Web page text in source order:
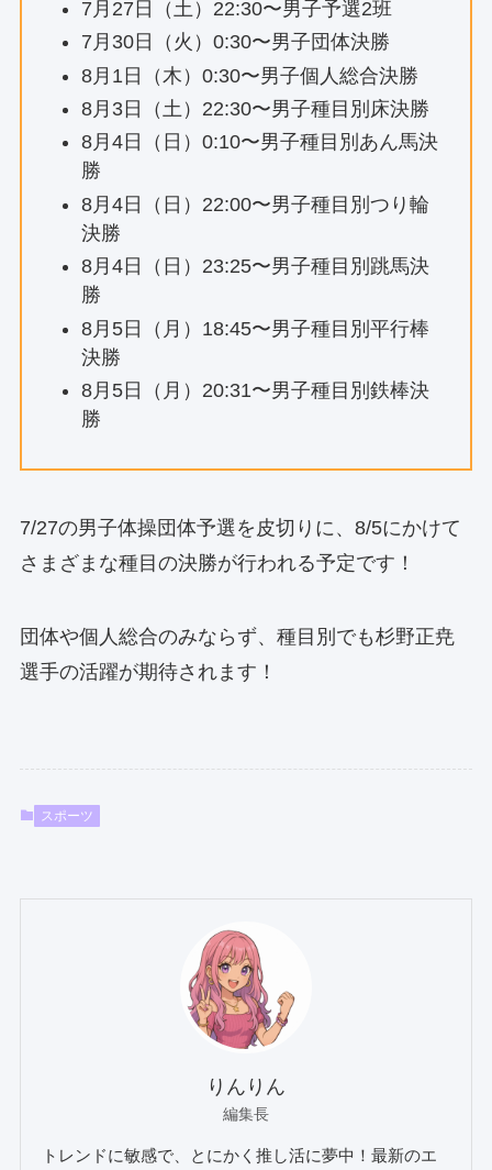
7月27日（土）22:30〜男子予選2班
7月30日（火）0:30〜男子団体決勝
8月1日（木）0:30〜男子個人総合決勝
8月3日（土）22:30〜男子種目別床決勝
8月4日（日）0:10〜男子種目別あん馬決
勝
8月4日（日）22:00〜男子種目別つり輪
決勝
8月4日（日）23:25〜男子種目別跳馬決
勝
8月5日（月）18:45〜男子種目別平行棒
決勝
8月5日（月）20:31〜男子種目別鉄棒決
勝
7/27の男子体操団体予選を皮切りに、8/5にかけて
さまざまな種目の決勝が行われる予定です！
団体や個人総合のみならず、種目別でも杉野正尭
選手の活躍が期待されます！
スポーツ
りんりん
編集長
トレンドに敏感で、とにかく推し活に夢中！最新のエ